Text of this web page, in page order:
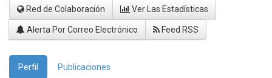
Red de Colaboración Ver Las Estadísticas
Alerta Por Correo Electrónico Feed RSS
Perfil Publicaciones